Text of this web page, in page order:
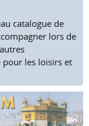
catalogue de
lors de
pour les loisirs et